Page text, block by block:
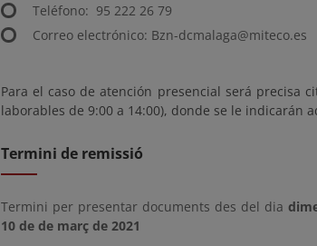
Teléfono: 95 222 26 79
Correo electrónico: Bzn-dcmalaga@miteco.es
Para el caso de atención presencial será precisa
laborables de 9:00 a 14:00), donde se le indicarán
Termini de remissió
Termini per presentar documents des del dia
10 de de març de 2021